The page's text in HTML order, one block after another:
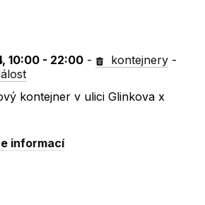
10:00 - 22:00 - kontejnery -
kontejner v ulici Glinkova x
informací